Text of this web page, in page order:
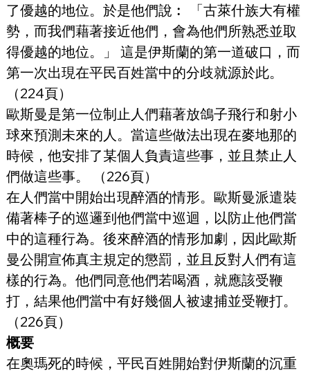
了優越的地位。於是他們說︰ 「古萊什族大有權
勢，而我們藉著接近他們，會為他們所熟悉並取
得優越的地位。」 這是伊斯蘭的第一道破口，而
第一次出現在平民百姓當中的分歧就源於此。
（224頁）
歐斯曼是第一位制止人們藉著放鴿子飛行和射小
球來預測未來的人。當這些做法出現在麥地那的
時候，他安排了某個人負責這些事，並且禁止人
們做這些事。 （226頁）
在人們當中開始出現醉酒的情形。歐斯曼派遣裝
備著棒子的巡邏到他們當中巡迴，以防止他們當
中的這種行為。後來醉酒的情形加劇，因此歐斯
曼公開宣佈真主規定的懲罰，並且反對人們有這
樣的行為。他們同意他們若喝酒，就應該受鞭
打，結果他們當中有好幾個人被逮捕並受鞭打。
（226頁）
概要
在奧瑪死的時候，平民百姓開始對伊斯蘭的沉重